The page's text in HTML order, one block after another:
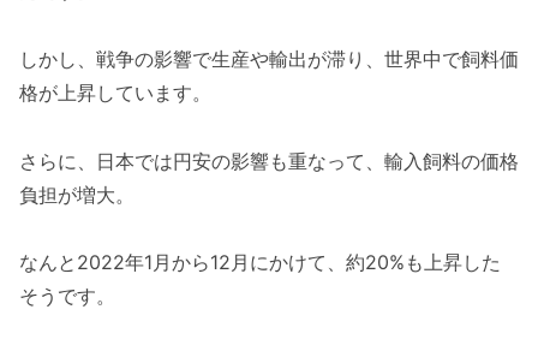
しかし、戦争の影響で生産や輸出が滞り、世界中で飼料価
格が上昇しています。
さらに、日本では円安の影響も重なって、輸入飼料の価格
負担が増大。
なんと2022年1月から12月にかけて、約20%も上昇した
そうです。